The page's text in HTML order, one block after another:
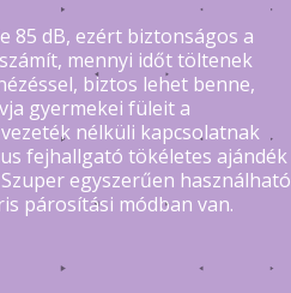
85 dB, ezért biztonságos a
mennyi időt töltenek
biztos lehet benne,
gyermekei füleit a
nélküli kapcsolatnak
fejhallgató tökéletes ajándék
egyszerűen használható
párosítási módban van.